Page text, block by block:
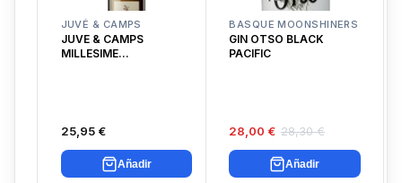
JUVÉ & CAMPS
JUVE & CAMPS
MILLESIME
25,95 €
Añadir
BASQUE MOONSHINERS
GIN OTSO BLACK
PACIFIC
28,00 € 28,30 €
Añadir